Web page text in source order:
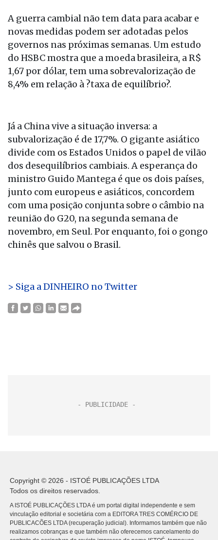
A guerra cambial não tem data para acabar e
novas medidas podem ser adotadas pelos
governos nas próximas semanas. Um estudo
do HSBC mostra que a moeda brasileira, a R$
1,67 por dólar, tem uma sobrevalorização de
8,4% em relação à ?taxa de equilíbrio?.
Já a China vive a situação inversa: a
subvalorização é de 17,7%. O gigante asiático
divide com os Estados Unidos o papel de vilão
dos desequilíbrios cambiais. A esperança do
ministro Guido Mantega é que os dois países,
junto com europeus e asiáticos, concordem
com uma posição conjunta sobre o câmbio na
reunião do G20, na segunda semana de
novembro, em Seul. Por enquanto, foi o gongo
chinês que salvou o Brasil.
> Siga a DINHEIRO no Twitter
Copyright © 2026 - ISTOÉ PUBLICAÇÕES LTDA
Todos os direitos reservados.
A ISTOÉ PUBLICAÇÕES LTDA é um portal digital independente e sem
vinculação editorial e societária com a EDITORA TRES COMÉRCIO DE
PUBLICACÕES LTDA (recuperação judicial). Informamos também que não
realizamos cobranças e que também não oferecemos cancelamento do